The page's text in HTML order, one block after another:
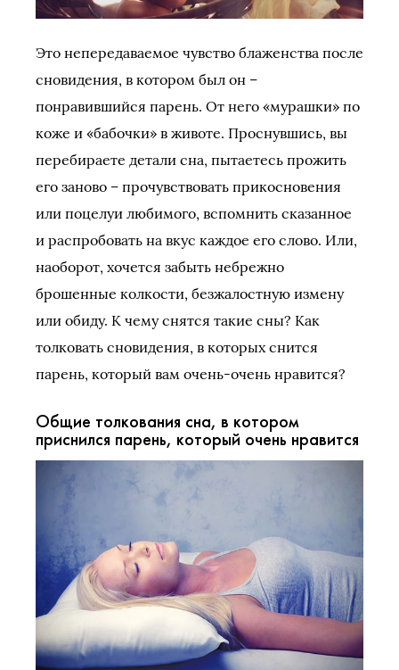
Это непередаваемое чувство блаженства после
сновидения, в котором был он –
понравившийся парень. От него «мурашки» по
коже и «бабочки» в животе. Проснувшись, вы
перебираете детали сна, пытаетесь прожить
его заново – прочувствовать прикосновения
или поцелуи любимого, вспомнить сказанное
и распробовать на вкус каждое его слово. Или,
наоборот, хочется забыть небрежно
брошенные колкости, безжалостную измену
или обиду. К чему снятся такие сны? Как
толковать сновидения, в которых снится
парень, который вам очень-очень нравится?
Общие толкования сна, в котором
приснился парень, который очень нравится